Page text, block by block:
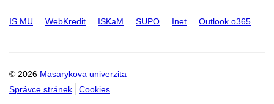
IS MU WebKredit ISKaM SUPO Inet Outlook o365
© 2026 Masarykova univerzita
Správce stránek
Cookies